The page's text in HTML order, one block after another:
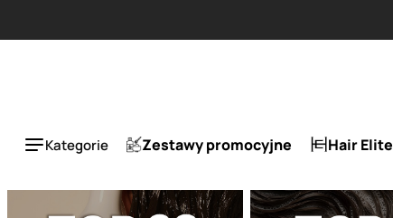
Kategorie Zestawy promocyjne Hair Elite